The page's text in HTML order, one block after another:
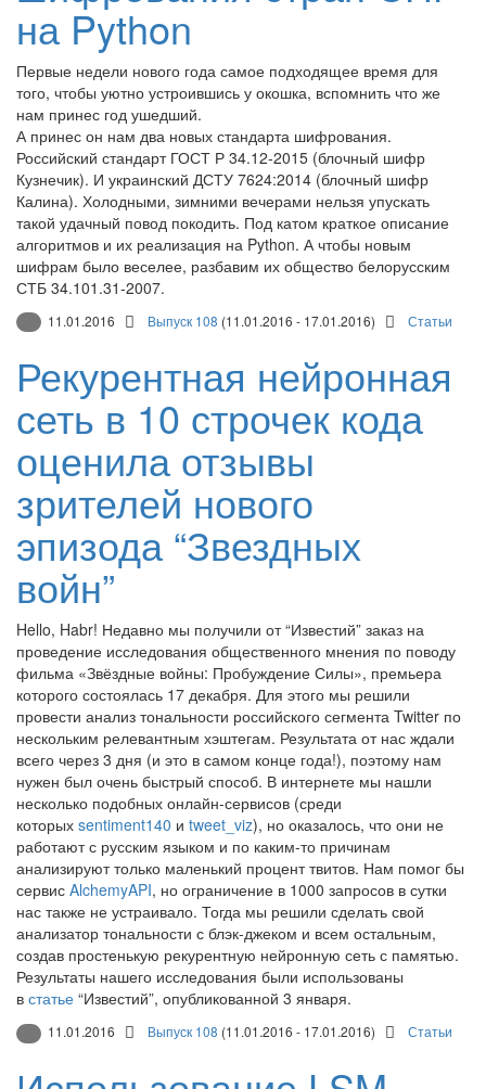
на Python
Первые недели нового года самое подходящее время для
того, чтобы уютно устроившись у окошка, вспомнить что же
нам принес год ушедший.
А принес он нам два новых стандарта шифрования.
Российский стандарт ГОСТ Р 34.12-2015 (блочный шифр
Кузнечик). И украинский ДСТУ 7624:2014 (блочный шифр
Калина). Холодными, зимними вечерами нельзя упускать
такой удачный повод покодить. Под катом краткое описание
алгоритмов и их реализация на Python. А чтобы новым
шифрам было веселее, разбавим их общество белорусским
СТБ 34.101.31-2007.
11.01.2016 Выпуск 108 (11.01.2016 - 17.01.2016) Статьи
Рекурентная нейронная
сеть в 10 строчек кода
оценила отзывы
зрителей нового
эпизода “Звездных
войн”
Hello, Habr! Недавно мы получили от “Известий” заказ на
проведение исследования общественного мнения по поводу
фильма «Звёздные войны: Пробуждение Силы», премьера
которого состоялась 17 декабря. Для этого мы решили
провести анализ тональности российского сегмента Twitter по
нескольким релевантным хэштегам. Результата от нас ждали
всего через 3 дня (и это в самом конце года!), поэтому нам
нужен был очень быстрый способ. В интернете мы нашли
несколько подобных онлайн-сервисов (среди
которых sentiment140 и tweet_viz), но оказалось, что они не
работают с русским языком и по каким-то причинам
анализируют только маленький процент твитов. Нам помог бы
сервис AlchemyAPI, но ограничение в 1000 запросов в сутки
нас также не устраивало. Тогда мы решили сделать свой
анализатор тональности с блэк-джеком и всем остальным,
создав простенькую рекурентную нейронную сеть с памятью.
Результаты нашего исследования были использованы
в статье “Известий”, опубликованной 3 января.
11.01.2016 Выпуск 108 (11.01.2016 - 17.01.2016) Статьи